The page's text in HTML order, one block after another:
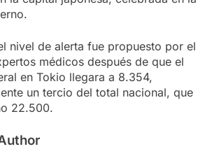
nivel de alerta fue propuesto por el
médicos después de que el
en Tokio llegara a 8.354,
un tercio del total nacional, que
22.500.